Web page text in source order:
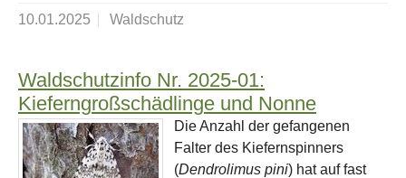
10.01.2025 Waldschutz
Waldschutzinfo Nr. 2025-01:
Kieferngroßschädlinge und Nonne
Die Anzahl der gefangenen
Falter des Kiefernspinners
(Dendrolimus pini) hat auf fast